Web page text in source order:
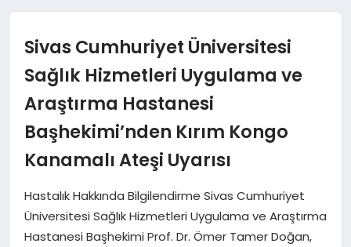
EKONOMI
GÜNDEM
MAGAZIN
SAĞLIK
Sivas Cumhuriyet Üniversitesi
Sağlık Hizmetleri Uygulama ve
Araştırma Hastanesi
Başhekimi’nden Kırım Kongo
Kanamalı Ateşi Uyarısı
Hastalık Hakkında Bilgilendirme Sivas Cumhuriyet
Üniversitesi Sağlık Hizmetleri Uygulama ve Araştırma
Hastanesi Başhekimi Prof. Dr. Ömer Tamer Doğan,